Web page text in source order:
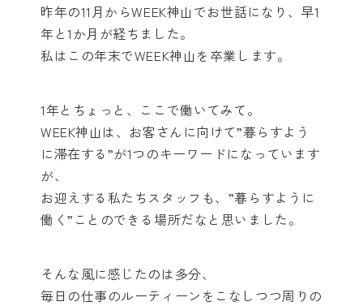
昨年の11月からWEEK神山でお世話になり、早1
年と1か月が経ちました。
私はこの年末でWEEK神山を卒業します。
1年とちょっと、ここで働いてみて。
WEEK神山は、お客さんに向けて”暮らすよう
に滞在する”が1つのキーワードになっています
が、
お迎えする私たちスタッフも、”暮らすように
働く”ことのできる場所だなと思いました。
そんな風に感じたのは多分、
毎日の仕事のルーティーンをこなしつつ周りの